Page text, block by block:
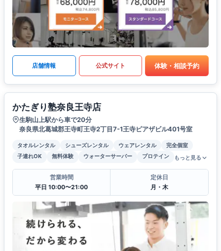
店舗情報 公式サイト 体験・相談予約
かたぎり塾奈良王寺店
生駒山上駅から車で20分
奈良県北葛城郡王寺町王寺2丁目7-1王寺ピアザビル401号室
タオルレンタル シューズレンタル ウェアレンタル
完全個室
子連れOK
無料体験 ウォーターサーバー プロテイン もっと見る
営業時間
平日 10:00〜21:00
定休日
月・木